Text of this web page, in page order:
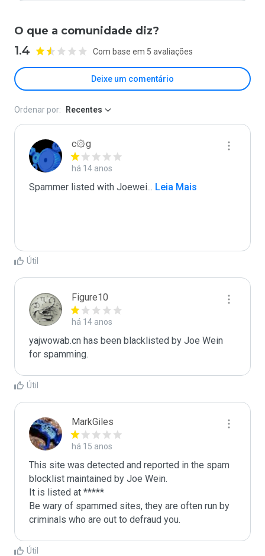
O que a comunidade diz?
1.4 Com base em 5 avaliações
Deixe um comentário
Ordenar por: Recentes
c۞g
há 14 anos
Spammer listed with Joewei... Leia Mais
Útil
Figure10
há 14 anos
yajwowab.cn has been blacklisted by Joe Wein
for spamming.
Útil
MarkGiles
há 15 anos
This site was detected and reported in the spam
blocklist maintained by Joe Wein.
It is listed at *****
Be wary of spammed sites, they are often run by
criminals who are out to defraud you.
Útil